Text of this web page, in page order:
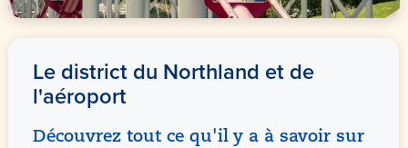
Le district du Northland et de
l'aéroport
Découvrez tout ce qu'il y a à savoir sur